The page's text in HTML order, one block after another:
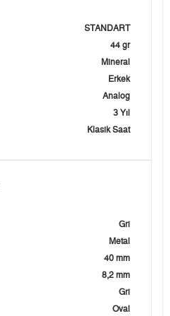
STANDART
44 gr
Mineral
Erkek
Analog
3 Yıl
Klasik Saat
Gri
Metal
40 mm
8,2 mm
Gri
Oval